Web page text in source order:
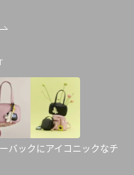
バックにアイコニックなチ